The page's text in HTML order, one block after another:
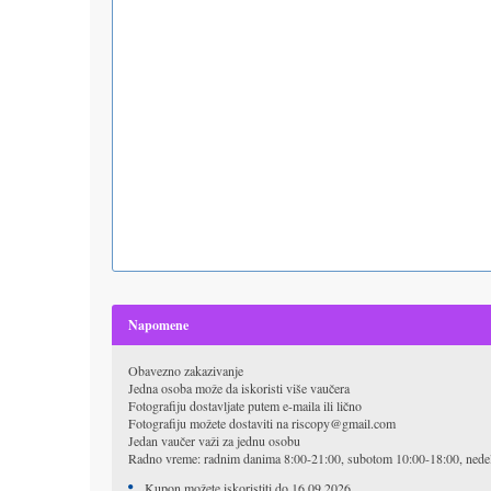
Napomene
Obavezno zakazivanje
Jedna osoba može da iskoristi više vaučera
Fotografiju dostavljate putem e-maila ili lično
Fotografiju možete dostaviti na riscopy@gmail.com
Jedan vaučer važi za jednu osobu
Radno vreme: radnim danima 8:00-21:00, subotom 10:00-18:00,
Kupon možete iskoristiti do 16.09.2026.